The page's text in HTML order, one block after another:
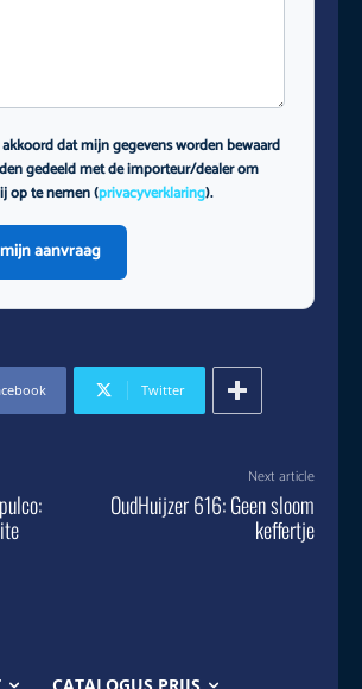
dat mijn gegevens worden bewaard
gedeeld met de importeur/dealer om
op te nemen (privacyverklaring).
aanvraag
Twitter
Next article
OudHuijzer 616: Geen sloom
keffertje